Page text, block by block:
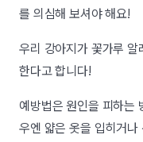
를 의심해 보셔야 해요!
우리 강아지가 꽃가루
한다고 합니다!
예방법은 원인을 피하는
우엔 얇은 옷을 입히거